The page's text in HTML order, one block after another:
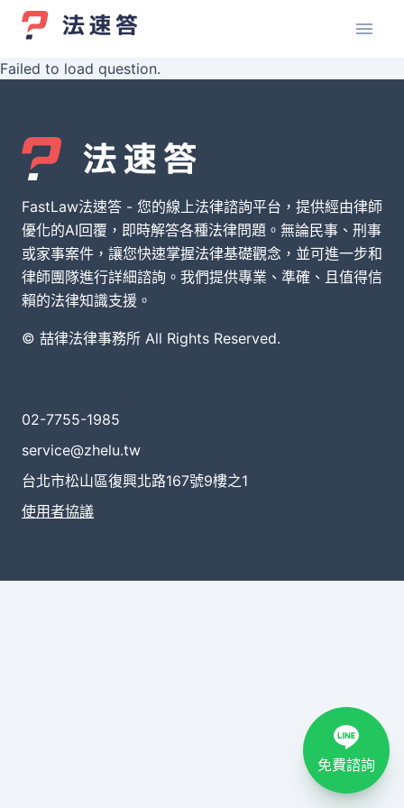
Failed to load question.
FastLaw法速答 - 您的線上法律諮詢平台，提供經由律師
優化的AI回覆，即時解答各種法律問題。無論民事、刑事
或家事案件，讓您快速掌握法律基礎觀念，並可進一步和
律師團隊進行詳細諮詢。我們提供專業、準確、且值得信
賴的法律知識支援。
© 喆律法律事務所 All Rights Reserved.
02-7755-1985
service@zhelu.tw
台北市松山區復興北路167號9樓之1
使用者協議
免費諮詢